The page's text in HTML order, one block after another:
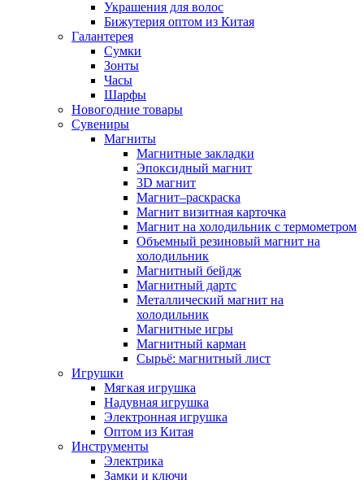
Украшения для волос
Бижутерия оптом из Китая
Галантерея
Сумки
Зонты
Часы
Шарфы
Новогодние товары
Сувениры
Магниты
Магнитные закладки
Эпоксидный магнит
3D магнит
Магнит–раскраска
Магнит визитная карточка
Магнит на холодильник с термометром
Объемный резиновый магнит на
холодильник
Магнитный бейдж
Магнитный дартс
Металлический магнит на
холодильник
Магнитные игры
Магнитный карман
Сырьё: магнитный лист
Игрушки
Мягкая игрушка
Надувная игрушка
Электронная игрушка
Оптом из Китая
Инструменты
Электрика
Замки и ключи